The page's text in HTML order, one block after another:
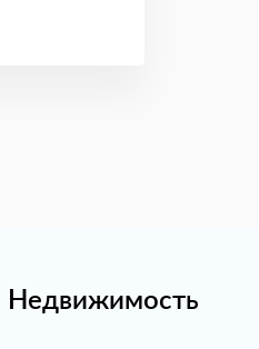
Недвижимость